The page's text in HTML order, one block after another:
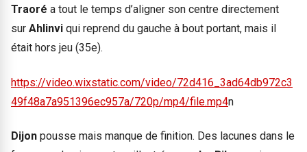
Traoré a tout le temps d’aligner son centre directement
sur Ahlinvi qui reprend du gauche à bout portant, mais il
était hors jeu (35e).
https://video.wixstatic.com/video/72d416_3ad64db972c3
49f48a7a951396ec957a/720p/mp4/file.mp4n
Dijon pousse mais manque de finition. Des lacunes dans le